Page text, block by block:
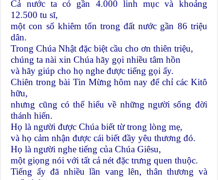
Cả nước ta có gần 4.000 linh mục và khoảng
12.500 tu sĩ,
một con số khiêm tốn trong đất nước gần 86 triệu
dân.
Trong Chúa Nhật đặc biệt cầu cho ơn thiên triệu,
chúng ta nài xin Chúa hãy gọi nhiều tâm hồn
và hãy giúp cho họ nghe được tiếng gọi ấy.
Chiên trong bài Tin Mừng hôm nay để chỉ các Kitô
hữu,
nhưng cũng có thể hiểu về những người sống đời
thánh hiến.
Họ là người được Chúa biết từ trong lòng mẹ,
và họ cảm nhận được cái biết đầy yêu thương đó.
Họ là người nghe tiếng của Chúa Giêsu,
một giọng nói với tất cả nét đặc trưng quen thuộc.
Tiếng ấy đã nhiều lần vang lên, thân thương và